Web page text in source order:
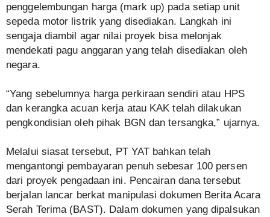
penggelembungan harga (mark up) pada setiap unit
sepeda motor listrik yang disediakan. Langkah ini
sengaja diambil agar nilai proyek bisa melonjak
mendekati pagu anggaran yang telah disediakan oleh
negara.
“Yang sebelumnya harga perkiraan sendiri atau HPS
dan kerangka acuan kerja atau KAK telah dilakukan
pengkondisian oleh pihak BGN dan tersangka,” ujarnya.
Melalui siasat tersebut, PT YAT bahkan telah
mengantongi pembayaran penuh sebesar 100 persen
dari proyek pengadaan ini. Pencairan dana tersebut
berjalan lancar berkat manipulasi dokumen Berita Acara
Serah Terima (BAST). Dalam dokumen yang dipalsukan